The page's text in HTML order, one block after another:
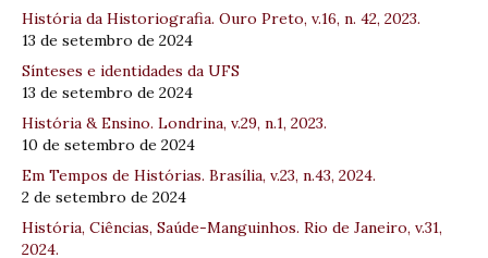
História da Historiografia. Ouro Preto, v.16, n. 42, 2023.
13 de setembro de 2024
Sínteses e identidades da UFS
13 de setembro de 2024
História & Ensino. Londrina, v.29, n.1, 2023.
10 de setembro de 2024
Em Tempos de Histórias. Brasília, v.23, n.43, 2024.
2 de setembro de 2024
História, Ciências, Saúde-Manguinhos. Rio de Janeiro, v.31,
2024.